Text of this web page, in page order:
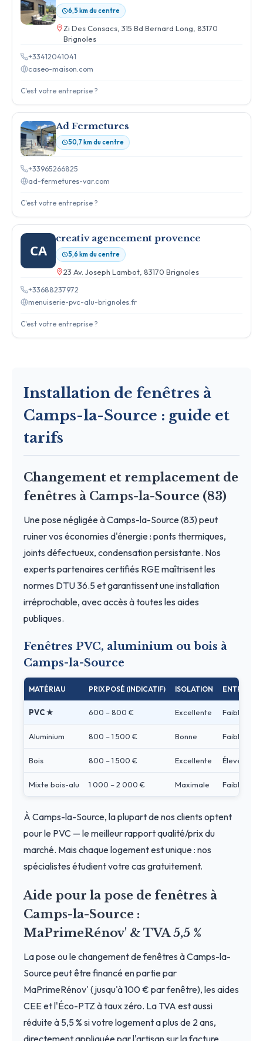
6,5 km du centre
Zi Des Consacs, 315 Bd Bernard Long, 83170
Brignoles
+33412041041
caseo-maison.com
C'est votre entreprise ?
Ad Fermetures
50,7 km du centre
+33965266825
ad-fermetures-var.com
C'est votre entreprise ?
CA
creativ agencement provence
5,6 km du centre
23 Av. Joseph Lambot, 83170 Brignoles
+33688237972
menuiserie-pvc-alu-brignoles.fr
C'est votre entreprise ?
Installation de fenêtres à
Camps-la-Source : guide et
tarifs
Changement et remplacement de
fenêtres à Camps-la-Source (83)
Une pose négligée à Camps-la-Source (83) peut
ruiner vos économies d'énergie : ponts thermiques,
joints défectueux, condensation persistante. Nos
experts partenaires certifiés RGE maîtrisent les
normes DTU 36.5 et garantissent une installation
irréprochable, avec accès à toutes les aides
publiques.
Fenêtres PVC, aluminium ou bois à
Camps-la-Source
MATÉRIAU PRIX POSÉ (INDICATIF) ISOLATION ENTRETIEN
PVC ★ 600 – 800 € Excellente Faible
Aluminium 800 – 1 500 € Bonne Faible
Bois 800 – 1 500 € Excellente Élevé
Mixte bois-alu 1 000 – 2 000 € Maximale Faible
À Camps-la-Source, la plupart de nos clients optent
pour le PVC — le meilleur rapport qualité/prix du
marché. Mais chaque logement est unique : nos
spécialistes étudient votre cas gratuitement.
Aide pour la pose de fenêtres à
Camps-la-Source :
MaPrimeRénov' & TVA 5,5 %
La pose ou le changement de fenêtres à Camps-la-
Source peut être financé en partie par
MaPrimeRénov' (jusqu'à 100 € par fenêtre), les aides
CEE et l'Éco-PTZ à taux zéro. La TVA est aussi
réduite à 5,5 % si votre logement a plus de 2 ans,
directement appliquée par l'artisan sur la facture.